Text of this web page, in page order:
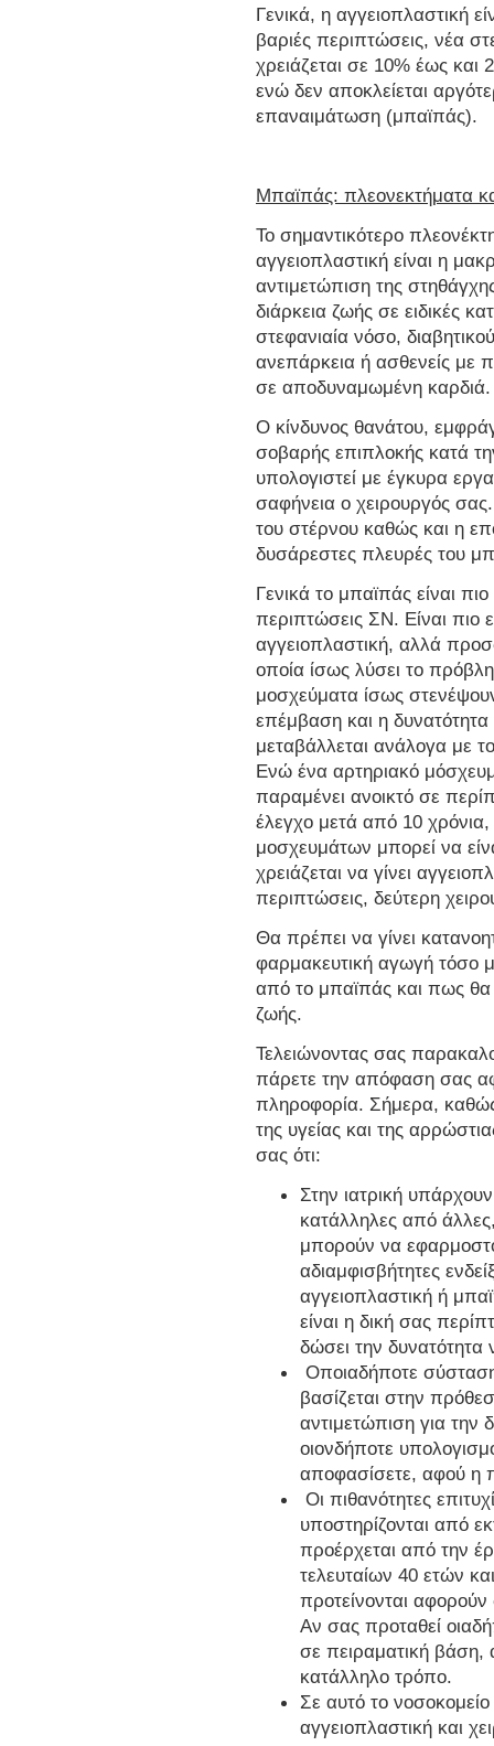
Γενικά, η αγγειοπλαστική
βαριές περιπτώσεις, νέα
χρειάζεται σε 10% έως
ενώ δεν αποκλείεται
επαναιμάτωση (μπαϊπάς).
Μπαϊπάς: πλεονεκτήματα
Το σημαντικότερο
αγγειοπλαστική είναι η
αντιμετώπιση της
διάρκεια ζωής σε ειδικές
στεφανιαία νόσο,
ανεπάρκεια ή ασθενείς
σε αποδυναμωμένη καρδιά.
Ο κίνδυνος θανάτου,
σοβαρής επιπλοκής κατά
υπολογιστεί με έγκυρα
σαφήνεια ο χειρουργός
του στέρνου καθώς και η
δυσάρεστες πλευρές του
Γενικά το μπαϊπάς είναι
περιπτώσεις ΣΝ. Είναι πιο
αγγειοπλαστική, αλλά
οποία ίσως λύσει το
μοσχεύματα ίσως
επέμβαση και η
μεταβάλλεται ανάλογα με
Ενώ ένα αρτηριακό
παραμένει ανοικτό σε
έλεγχο μετά από 10
μοσχευμάτων μπορεί να
χρειάζεται να γίνει
περιπτώσεις, δεύτερη
Θα πρέπει να γίνει
φαρμακευτική αγωγή τόσο
από το μπαϊπάς και πως θα
ζωής.
Τελειώνοντας σας
πάρετε την απόφαση σας
πληροφορία. Σήμερα,
της υγείας και της
σας ότι:
Στην ιατρική
κατάλληλες από
μπορούν να
αδιαμφισβήτητες
αγγειοπλαστική ή
είναι η δική σας
δώσει την δυνατότητα
Οποιαδήποτε
βασίζεται στην
αντιμετώπιση για την
οιονδήποτε
αποφασίσετε, αφού η
Οι πιθανότητες
υποστηρίζονται από
προέρχεται από την
τελευταίων 40 ετών
προτείνονται
Αν σας προταθεί
σε πειραματική βάση,
κατάλληλο τρόπο.
Σε αυτό το νοσοκομείο
αγγειοπλαστική και